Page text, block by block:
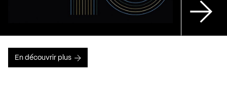
En découvrir plus